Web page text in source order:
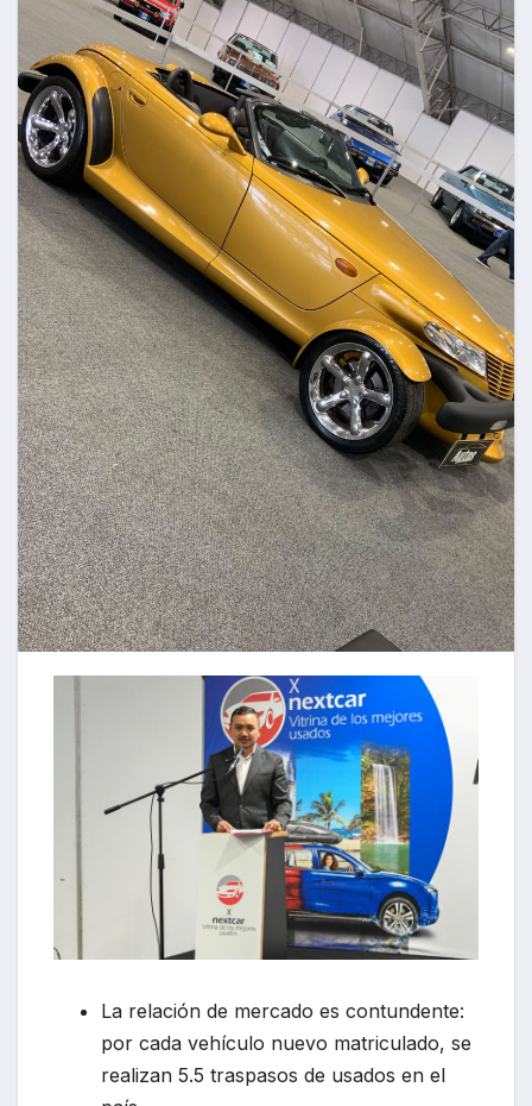
La relación de mercado es contundente:
por cada vehículo nuevo matriculado, se
realizan 5.5 traspasos de usados en el